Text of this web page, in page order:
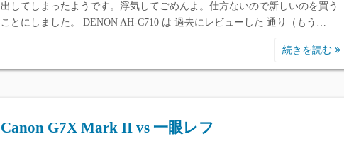
出してしまったようです。浮気してごめんよ。仕方ないので新しいのを買う
ことにしました。 DENON AH-C710 は 過去にレビューした 通り（もう…
続きを読む
Canon G7X Mark II vs 一眼レフ